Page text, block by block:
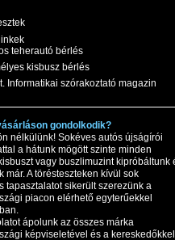
teherautó bérlés
kisbusz bérlés
Informatikai szórakoztató magazin
gondolkodik?
nélkülünk! Sokéves autós újságírói
a hátunk mögött szinte minden
vagy buszlimuzint kipróbáltunk
már. A törésteszteken kívül sok
tapasztalatot sikerült szerezünk a
piacon elérhető egyterűekkel
ápolunk az összes márka
képviseletével és a kereskedőkkel